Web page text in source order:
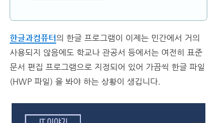
한글과컴퓨터의 한글 프로그램이 이제는 민간에서 거의
사용되지 않음에도 학교나 관공서 등에서는 여전히 표준
문서 편집 프로그램으로 지정되어 있어 가끔씩 한글 파일
(HWP 파일) 을 봐야 하는 상황이 생깁니다.